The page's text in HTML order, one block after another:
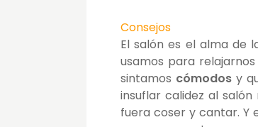
Consejos
El salón es el alma de
usamos para
sintamos cómodos y
insuflar calidez al
fuera coser y cantar. Y